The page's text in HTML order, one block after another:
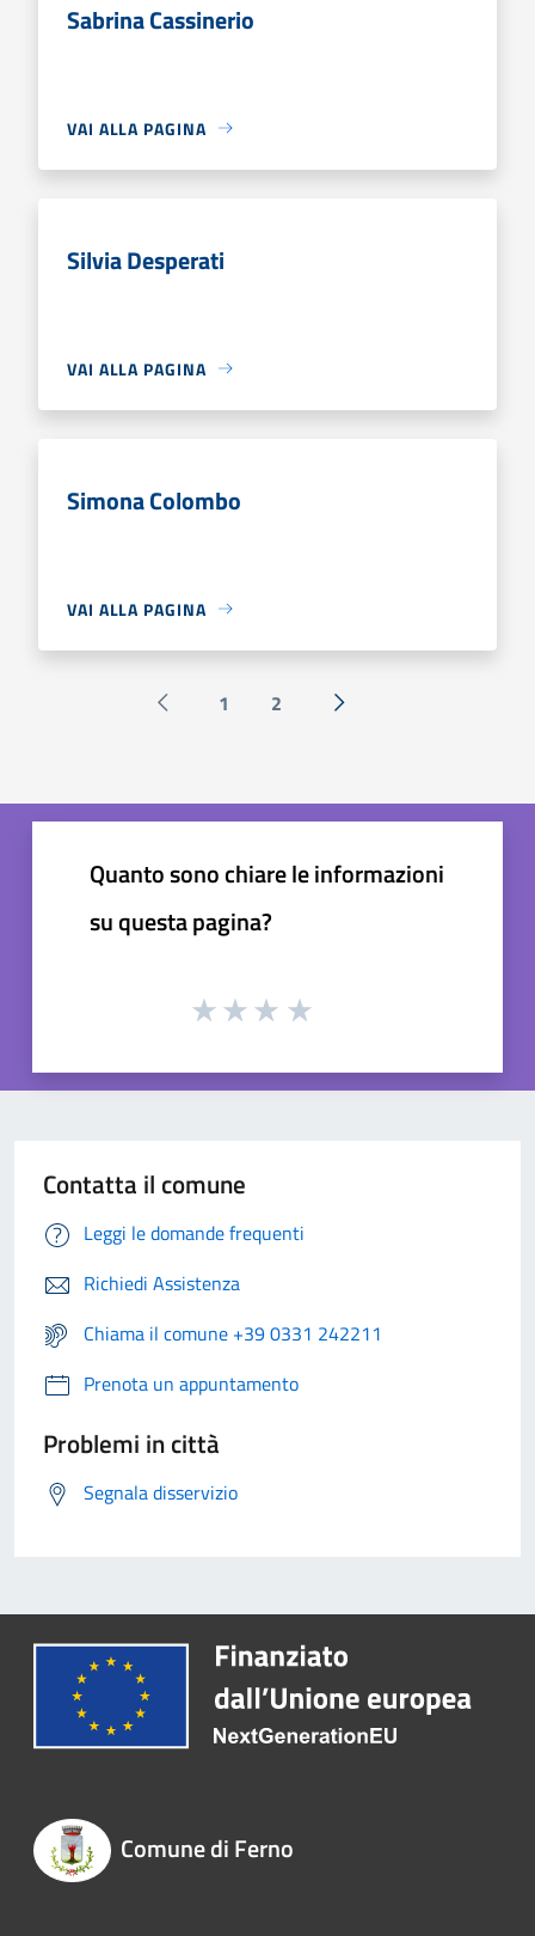
Sabrina Cassinerio
VAI ALLA PAGINA
Silvia Desperati
VAI ALLA PAGINA
Simona Colombo
VAI ALLA PAGINA
Pagina precedente
1 2 Successiva »
Quanto sono chiare le informazioni
su questa pagina?
Contatta il comune
Leggi le domande frequenti
Richiedi Assistenza
Chiama il comune +39 0331 242211
Prenota un appuntamento
Problemi in città
Segnala disservizio
Comune di Ferno